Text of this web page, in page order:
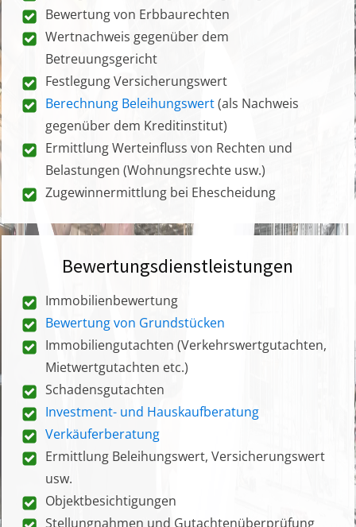
Bewertung von Erbbaurechten
Wertnachweis gegenüber dem
Betreuungsgericht
Festlegung Versicherungswert
Berechnung Beleihungswert(als Nachweis
gegenüber dem Kreditinstitut)
Ermittlung Werteinfluss von Rechten und
Belastungen (Wohnungsrechte usw.)
Zugewinnermittlung bei Ehescheidung
Bewertungsdienstleistungen
Immobilienbewertung
Bewertung von Grundstücken
Immobiliengutachten (Verkehrswertgutachten,
Mietwertgutachten etc.)
Schadensgutachten
Investment- und Hauskaufberatung
Verkäuferberatung
Ermittlung Beleihungswert, Versicherungswert
usw.
Objektbesichtigungen
Stellungnahmen und Gutachtenüberprüfung